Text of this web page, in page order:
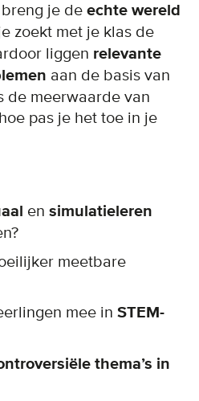
je de echte wereld
zoekt met je klas de
liggen relevante
aan de basis van
de meerwaarde van
pas je het toe in je
en simulatieleren
meetbare
mee in STEM-
thema’s in